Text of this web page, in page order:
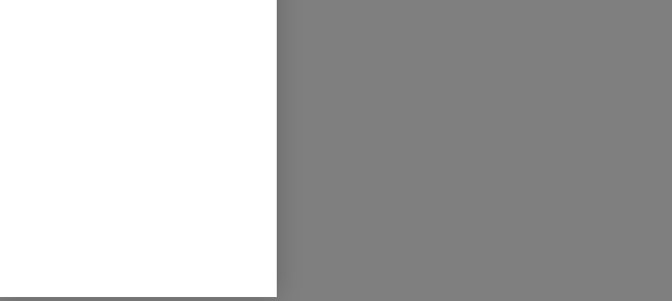
Sumedang, dan saat ini juga sedang
Kapolsek.
dengan posisi tergantung
Jln Cadas Pangeran tepatnya Dusun
Kab. Sumedang.
bersama unsur TNI dan Polri baru
Pusdalops-PB BPBD Kabupaten
ditemukan juga identitas yang diduga
dalam keadaan tergantung di